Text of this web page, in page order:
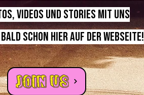
videos und stories mit uns
schon hier auf der webseite!
join us